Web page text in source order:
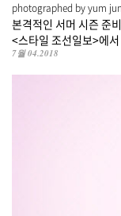
photographed by yum
본격적인 서머 시즌 준
<스타일 조선일보>에
7월 04.2018